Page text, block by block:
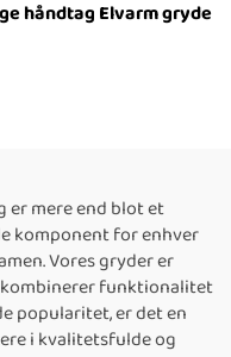
håndtag Elvarm gryde
er mere end blot et
komponent for enhver
Vores gryder er
funktionalitet
popularitet, er det en
i kvalitetsfulde og